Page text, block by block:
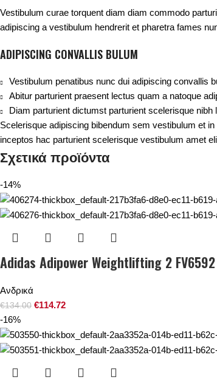
Vestibulum curae torquent diam diam commodo
adipiscing a vestibulum hendrerit et pharetra fames
ADIPISCING CONVALLIS BULUM
Vestibulum penatibus nunc dui adipiscing convallis
Abitur parturient praesent lectus quam a natoque
Diam parturient dictumst parturient scelerisque nibh
Scelerisque adipiscing bibendum sem vestibulum et
inceptos hac parturient scelerisque vestibulum amet
Σχετικά προϊόντα
-14%
Adidas Adipower Weightlifting 2
Ανδρικά
€134.00 €114.72
-16%